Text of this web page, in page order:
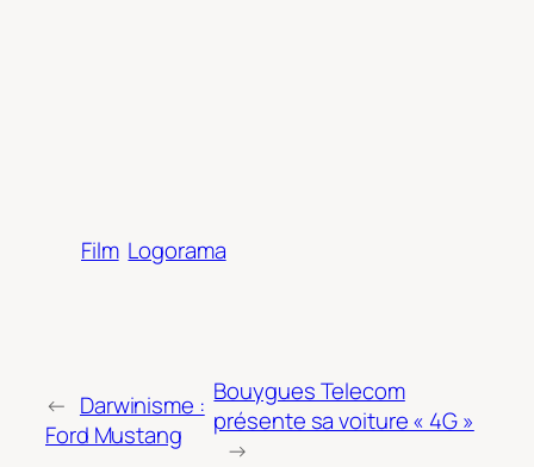
Film Logorama
← Darwinisme :
Ford Mustang
Bouygues Telecom
présente sa voiture « 4G »
→